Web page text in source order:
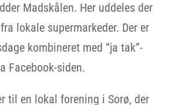
Madskålen. Her uddeles der
lokale supermarkeder. Der er
kombineret med “ja tak”-
Facebook-siden.
til en lokal forening i Sorø, der